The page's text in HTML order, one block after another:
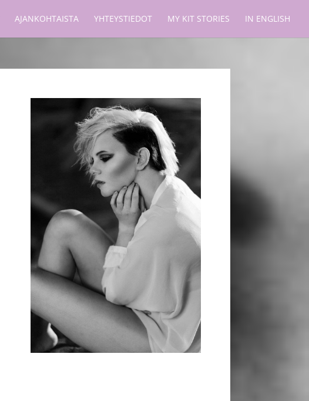
AJANKOHTAISTA YHTEYSTIEDOT MY KIT STORIES IN ENGLISH